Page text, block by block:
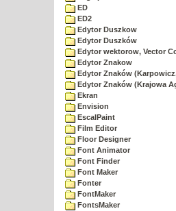
ED
ED2
Edytor Duszkow
Edytor Duszków
Edytor wektorow, Vector
Edytor Znakow
Edytor Znaków
Edytor Znaków (Krajowa
Ekran
Envision
EscalPaint
Film Editor
Floor Designer
Font Animator
Font Finder
Font Maker
Fonter
FontMaker
FontsMaker